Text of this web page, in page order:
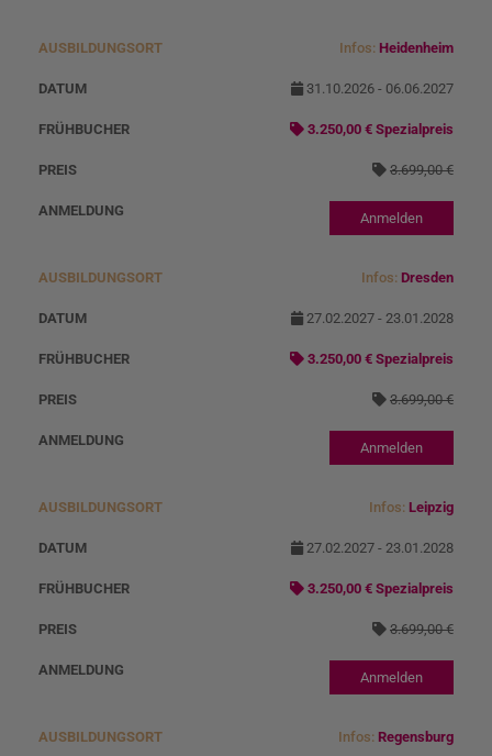
A
u
s
d
n
g
r
t
D
u
N
o
ei
s
Infos: Heidenheim
31.10.2026 - 06.06.2027
3.250,00 € Spezialpreis
3.699,00 €
Anmelden
Infos: Dresden
27.02.2027 - 23.01.2028
3.250,00 € Spezialpreis
3.699,00 €
Anmelden
Infos: Leipzig
27.02.2027 - 23.01.2028
3.250,00 € Spezialpreis
3.699,00 €
Anmelden
Infos: Regensburg